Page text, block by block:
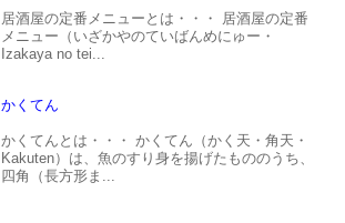
居酒屋の定番メニューとは・・・ 居酒屋の定番
メニュー（いざかやのていばんめにゅー・
Izakaya no tei...
かくてん
かくてんとは・・・ かくてん（かく天・角天・
Kakuten）は、魚のすり身を揚げたもののうち、
四角（長方形ま...